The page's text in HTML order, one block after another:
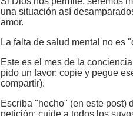
una situación así
amor.
La falta de salud mental no es
Este es el mes de la
pido un favor: copie y pegue
compartir).
Escriba "hecho" (en este post)
petición: cuide a todos los